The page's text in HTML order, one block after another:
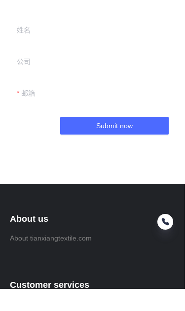
姓名
公司
邮箱
Submit now
About us
About tianxiangtextile.com
Customer services